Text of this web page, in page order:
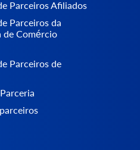
Parceiros Afiliados
Parceiros da
de Comércio
Parceiros de